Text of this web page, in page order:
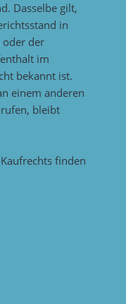
Dasselbe gilt,
in
oder der
im
bekannt ist.
einem anderen
bleibt
finden